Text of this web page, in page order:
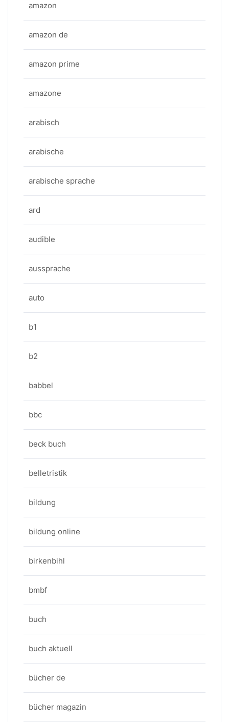
amazon
amazon de
amazon prime
amazone
arabisch
arabische
arabische sprache
ard
audible
aussprache
auto
b1
b2
babbel
bbc
beck buch
belletristik
bildung
bildung online
birkenbihl
bmbf
buch
buch aktuell
bücher de
bücher magazin